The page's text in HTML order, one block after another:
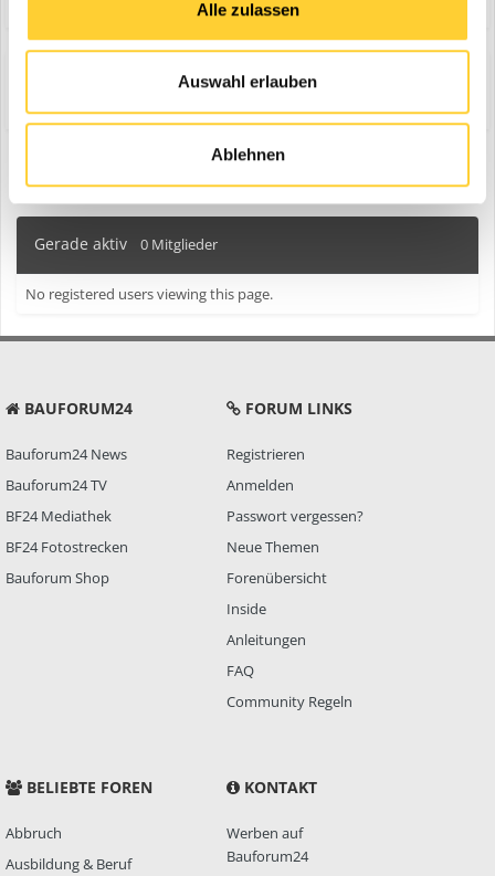
Alle zulassen
Auswahl erlauben
Ablehnen
Folgen diesem Inhalt
Gerade aktiv 0 Mitglieder
No registered users viewing this page.
BAUFORUM24
Bauforum24 News
Bauforum24 TV
BF24 Mediathek
BF24 Fotostrecken
Bauforum Shop
FORUM LINKS
Registrieren
Anmelden
Passwort vergessen?
Neue Themen
Forenübersicht
Inside
Anleitungen
FAQ
Community Regeln
BELIEBTE FOREN
Abbruch
Ausbildung & Beruf
KONTAKT
Werben auf
Bauforum24